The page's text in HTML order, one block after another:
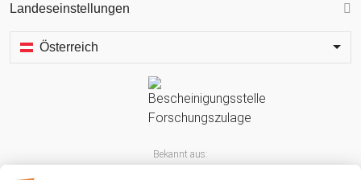
Landeseinstellungen
Österreich
Bekannt aus: